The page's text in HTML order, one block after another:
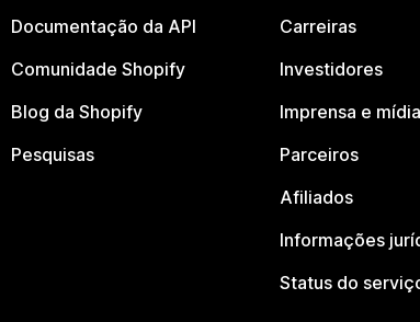
Documentação da API
Comunidade Shopify
Blog da Shopify
Pesquisas
Carreiras
Investidores
Imprensa e mídia
Parceiros
Afiliados
Informações
Status do